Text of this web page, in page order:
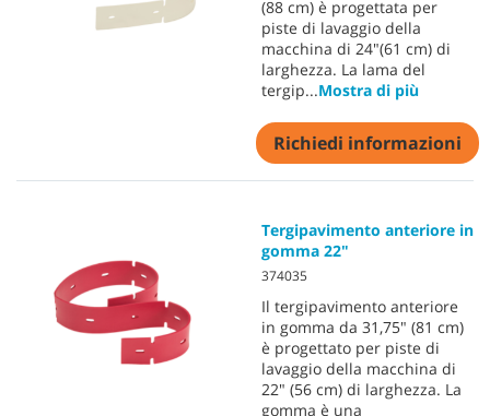
(88 cm) è progettata per
piste di lavaggio della
macchina di 24"(61 cm) di
larghezza. La lama del
tergip...Mostra di più
Richiedi informazioni
Tergipavimento anteriore in
gomma 22"
374035
Il tergipavimento anteriore
in gomma da 31,75" (81 cm)
è progettato per piste di
lavaggio della macchina di
22" (56 cm) di larghezza. La
gomma è una